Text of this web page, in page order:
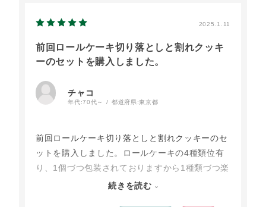
2025.1.11
前回ロールケーキ切り落としと割れクッキ
ーのセットを購入しました。
チャコ
年代:70代～ 都道府県:東京都
前回ロールケーキ切り落としと割れクッキーのセ
ットを購入しました。ロールケーキの4種類位有
り、1個づつ包装されておりますから1種類づつ楽
しめて、美味しかったです。今回ロールケーキだ
続きを読む